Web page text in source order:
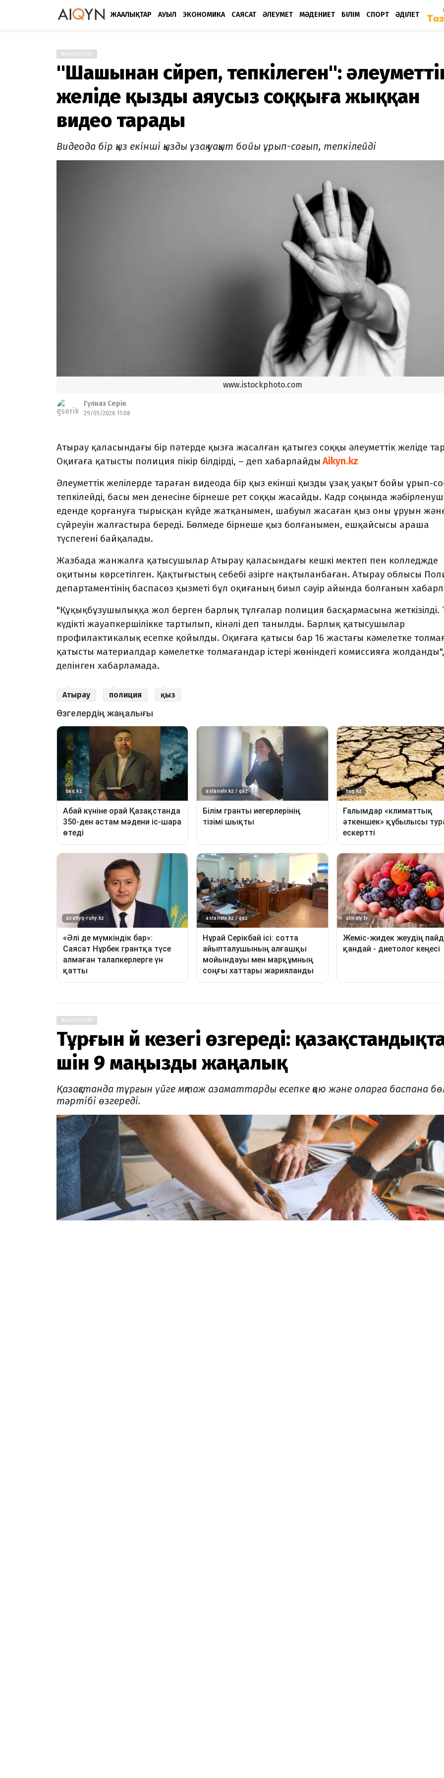
ЖАҢАЛЫҚТАР АУЫЛ ЭКОНОМИКА САЯСАТ ӘЛЕУМЕТ МӘДЕНИЕТ БІЛІМ СПОРТ ӘДІЛЕТ
ЖАҢАЛЫҚТАР
"Шашынан сүйреп, тепкілеген":
желіде қызды аяусыз соққыға жыққан
видео тарады
Видеода бір қыз екінші қызды ұзақ уақыт бойы ұрып-соғып, тепкілейді
www.istockphoto.com
Гүлназ Серік
29/05/2026 11:08
Атырау қаласындағы бір пәтерде қызға жасалған қатыгез соққы әлеуметтік желіде
Оқиғаға қатысты полиция пікір білдірді, – деп хабарлайды Aikyn.kz
Әлеуметтік желілерде тараған видеода бір қыз екінші қызды ұзақ уақыт бойы ұрып-
тепкілейді, басы мен денесіне бірнеше рет соққы жасайды. Кадр соңында
еденде қорғануға тырысқан күйде жатқанымен, шабуыл жасаған қыз оны ұруын
сүйреуін жалғастыра береді. Бөлмеде бірнеше қыз болғанымен, ешқайсысы араша
түспегені байқалады.
Жазбада жанжалға қатысушылар Атырау қаласындағы кешкі мектеп пен колледжде
оқитыны көрсетілген. Қақтығыстың себебі әзірге нақтыланбаған. Атырау облысы
департаментінің баспасөз қызметі бұл оқиғаның биыл сәуір айында болғанын
"Құқықбұзушылыққа жол берген барлық тұлғалар полиция басқармасына жеткізілді.
күдікті жауапкершілікке тартылып, кінәлі деп танылды. Барлық қатысушылар
профилактикалық есепке қойылды. Оқиғаға қатысы бар 16 жастағы кәмелетке
қатысты материалдар кәмелетке толмағандар істері жөніндегі комиссияға
делінген хабарламада.
Атырау полиция қыз
ЖАҢАЛЫҚТАР
Тұрғын үй кезегі өзгереді:
үшін 9 маңызды жаңалық
Қазақстанда тұрғын үйге мқтаж азаматтарды есепке қою және оларға баспана
тәртібі өзгереді.